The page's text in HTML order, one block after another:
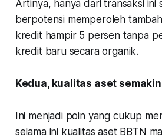
Artinya, hanya dari transaksi ini
berpotensi memperoleh
kredit hampir 5 persen tanpa
kredit baru secara organik.
Kedua, kualitas aset
Ini menjadi poin yang cukup
selama ini kualitas aset BBTN